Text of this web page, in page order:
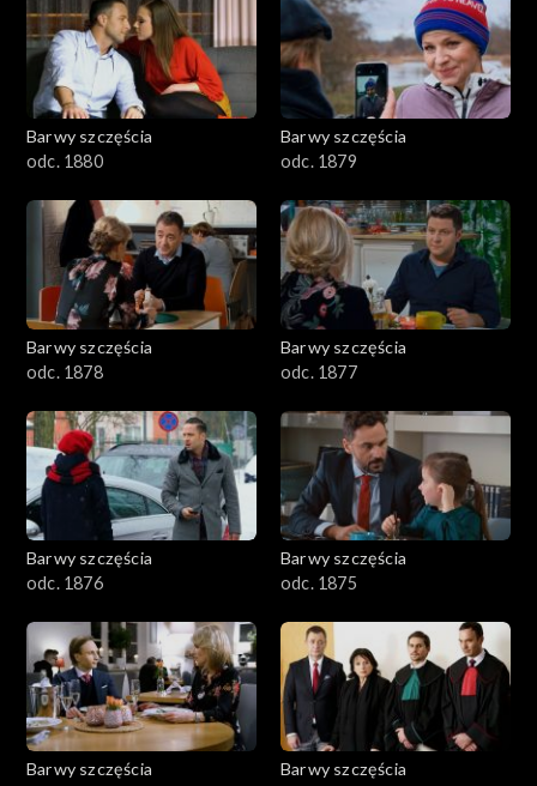
Barwy szczęścia
odc. 1880
Barwy szczęścia
odc. 1879
Barwy szczęścia
odc. 1878
Barwy szczęścia
odc. 1877
Barwy szczęścia
odc. 1876
Barwy szczęścia
odc. 1875
Barwy szczęścia
Barwy szczęścia